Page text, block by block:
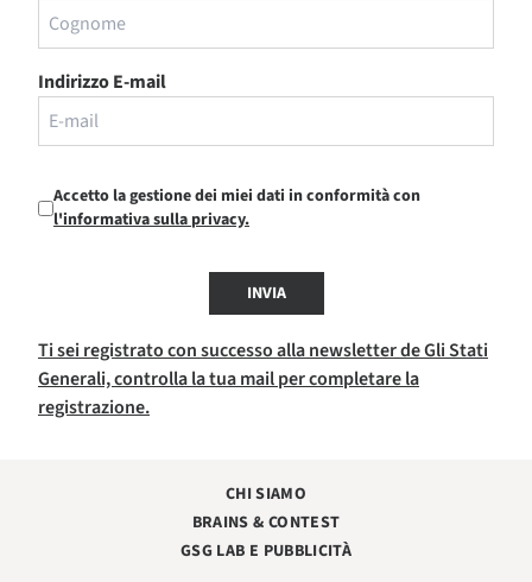
Indirizzo E-mail
Accetto la gestione dei miei dati in conformità con
l'informativa sulla privacy.
INVIA
Ti sei registrato con successo alla newsletter de Gli Stati
Generali, controlla la tua mail per completare la
registrazione.
CHI SIAMO
BRAINS & CONTEST
GSG LAB E PUBBLICITÀ